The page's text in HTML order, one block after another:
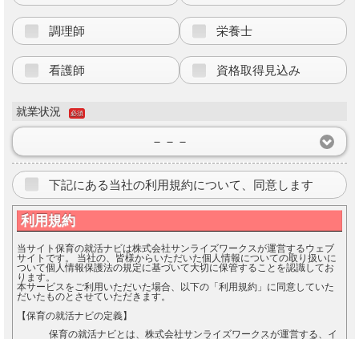
調理師 栄養士
看護師 資格取得見込み
就業状況 必須
－－－
下記にある当社の利用規約について、同意します
利用規約
当サイト保育の就活ナビは株式会社サンライズワークスが運営するウェブ
サイトです。 当社の、皆様からいただいた個人情報についての取り扱いに
ついて個人情報保護法の規定に基づいて大切に保管することを認識してお
ります。
本サービスをご利用いただいた場合、以下の「利用規約」に同意していた
だいたものとさせていただきます。
【保育の就活ナビの定義】
保育の就活ナビとは、株式会社サンライズワークスが運営する、イ